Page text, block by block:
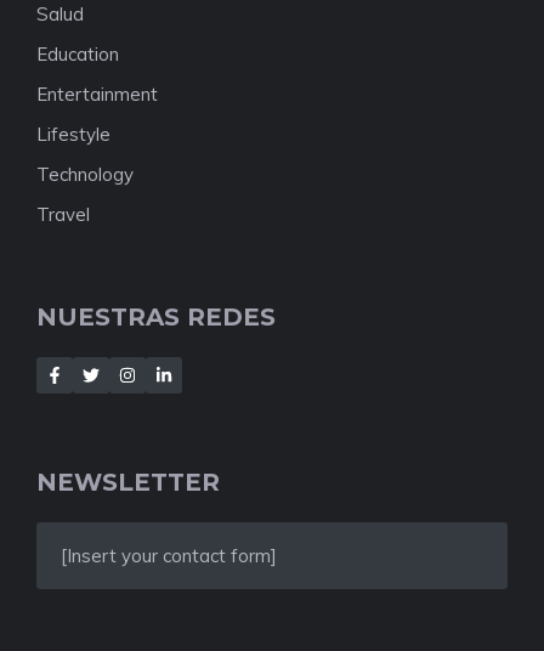
Salud
Education
Entertainment
Lifestyle
Technology
Travel
NUESTRAS REDES
NEWSLETTER
[Insert your contact form]